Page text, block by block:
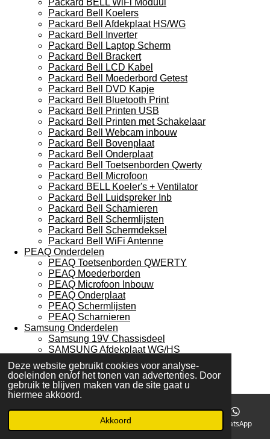
Deze website gebruikt cookies voor analyse-
doeleinden en/of het tonen van advertenties. Door
gebruik te blijven maken van de site gaat u
hiermee akkoord.
Akkoord
Packard BELL WiFi Moduul
Packard Bell Koelers
Packard Bell Afdekplaat HS/WG
Packard Bell Inverter
Packard Bell Laptop Scherm
Packard Bell Brackert
Packard Bell LCD Kabel
Packard Bell Moederbord Getest
Packard Bell DVD Kapje
Packard Bell Bluetooth Print
Packard Bell Printen USB
Packard Bell Printen met Schakelaar
Packard Bell Webcam inbouw
Packard Bell Bovenplaat
Packard Bell Onderplaat
Packard Bell Toetsenborden Qwerty
Packard Bell Microfoon
Packard BELL Koeler's + Ventilator
Packard Bell Luidspreker Inb
Packard Bell Scharnieren
Packard Bell Schermlijsten
Packard Bell Schermdeksel
Packard Bell WiFi Antenne
PEAQ Onderdelen
PEAQ Toetsenborden QWERTY
PEAQ Moederborden
PEAQ Microfoon Inbouw
PEAQ Onderplaat
PEAQ Schermlijsten
PEAQ Scharnieren
Samsung Onderdelen
Samsung 19V Chassisdeel
SAMSUNG Afdekplaat WG/HS
SAMSUNG Koeler's + Ventilator
SAMSUNG Bluetooth Print
SAMSUNG Koelers
SAMSUNG Microfoon Inbouw
SAMSUNG Inverter Board
Telefoonnummer WhatsApp